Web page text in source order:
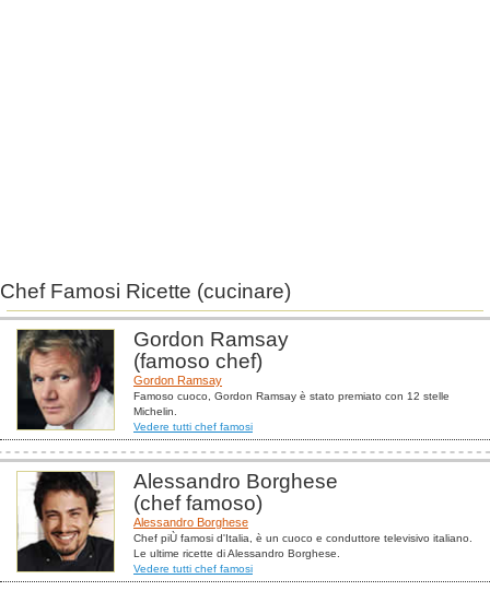
Chef Famosi Ricette (cucinare)
Gordon Ramsay
(famoso chef)
Gordon Ramsay
Famoso cuoco, Gordon Ramsay è stato premiato con 12 stelle
Michelin.
Vedere tutti chef famosi
Alessandro Borghese
(chef famoso)
Alessandro Borghese
Chef piÙ famosi d'Italia, è un cuoco e conduttore televisivo italiano.
Le ultime ricette di Alessandro Borghese.
Vedere tutti chef famosi